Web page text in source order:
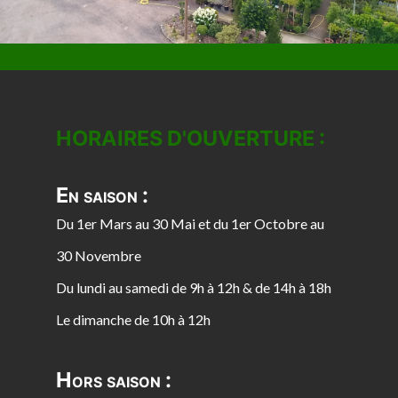
HORAIRES D'OUVERTURE :
En saison :
Du 1er Mars au 30 Mai et du 1er Octobre au
30 Novembre
Du lundi au samedi de 9h à 12h & de 14h à 18h
Le dimanche de 10h à 12h
Hors saison :